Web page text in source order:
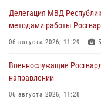
Делегация МВД
методами работы
06 августа 2026, 11:29 5
Военнослужащие
направлении
06 августа 2026, 11:28